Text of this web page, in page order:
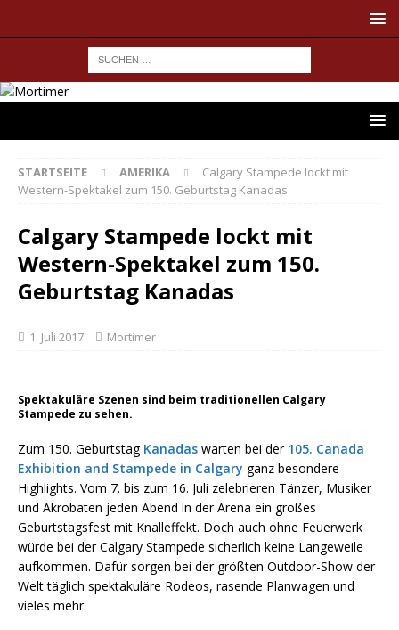
STARTSEITE AMERIKA
Calgary Stampede lockt mit
Western-Spektakel zum 150. Geburtstag Kanadas
Calgary Stampede lockt mit
Western-Spektakel zum 150.
Geburtstag Kanadas
1. Juli 2017 Mortimer
Spektakuläre Szenen sind beim traditionellen Calgary
Stampede zu sehen.
Zum 150. Geburtstag Kanadas warten bei der 105. Canada
Exhibition and Stampede in Calgary ganz besondere
Highlights. Vom 7. bis zum 16. Juli zelebrieren Tänzer, Musiker
und Akrobaten jeden Abend in der Arena ein großes
Geburtstagsfest mit Knalleffekt. Doch auch ohne Feuerwerk
würde bei der Calgary Stampede sicherlich keine Langeweile
aufkommen. Dafür sorgen bei der größten Outdoor-Show der
Welt täglich spektakuläre Rodeos, rasende Planwagen und
vieles mehr.